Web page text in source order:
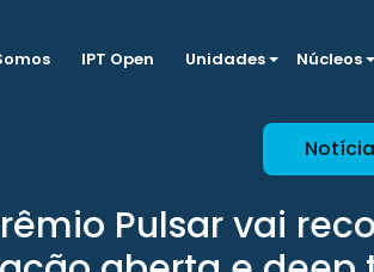
IPT Open Unidades Núcleos
Pulsar vai